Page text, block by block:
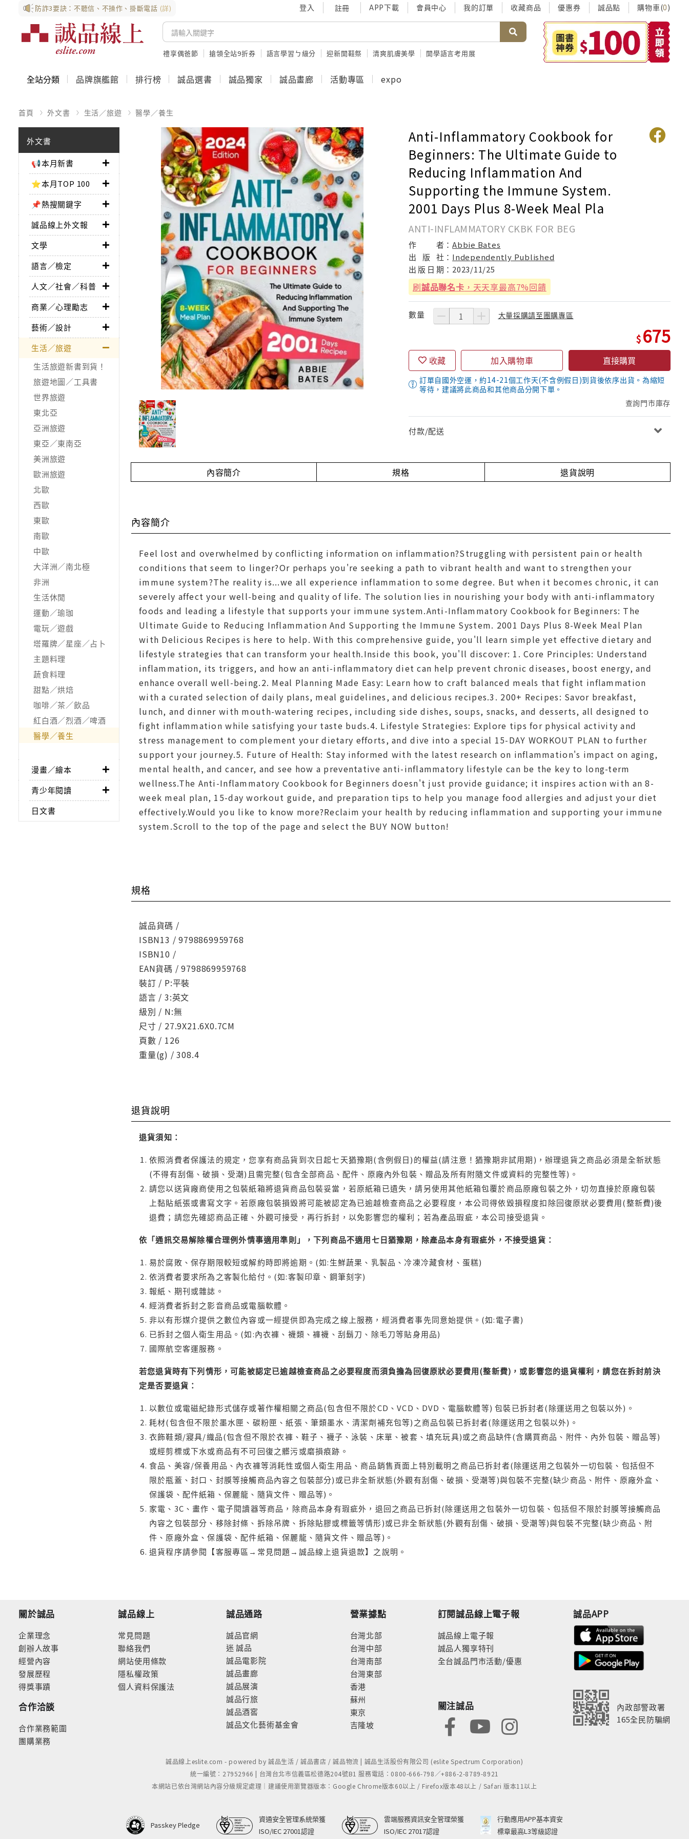
防詐3要訣：不聽信、不操作、掛斷電話 (詳) 登入 註冊 APP下載 會員中心 我的訂單 收藏商品 優惠券 誠品點 購物車(0)
禮享偶爸節 搶領全站9折券 語言學習ㄅ級分 迎新開鞋祭 清爽肌膚美學 開學語言考用展
全站分類 品牌旗艦館 排行榜 誠品選書 誠品獨家 誠品畫廊 活動專區 expo
首頁 外文書 生活／旅遊 醫學／養生
外文書
📢本月新書
⭐本月TOP 100
📌熱搜關鍵字
誠品線上外文報
文學
語言／檢定
人文／社會／科普
商業／心理勵志
藝術／設計
生活／旅遊
生活旅遊新書到貨！
旅遊地圖／工具書
世界旅遊
東北亞
亞洲旅遊
東亞／東南亞
美洲旅遊
歐洲旅遊
北歐
西歐
東歐
南歐
中歐
大洋洲／南北極
非洲
生活休閒
運動／瑜珈
電玩／遊戲
塔羅牌／星座／占卜
主題料理
蔬食料理
甜點／烘焙
咖啡／茶／飲品
紅白酒／烈酒／啤酒
醫學／養生
漫畫／繪本
青少年閱讀
日文書
Anti-Inflammatory Cookbook for
Beginners: The Ultimate Guide to
Reducing Inflammation And
Supporting the Immune System.
2001 Days Plus 8-Week Meal Pla
ANTI-INFLAMMATORY CKBK FOR BEG
作 者：Abbie Bates
出
版 社： Independently Published
出 版 日 期： 2023/11/25
刷誠品聯名卡 ，天天享最高7%回饋
數量 大量採購請至團購專區
675
收藏 加入購物車 直接購買
訂單自國外空運，約14-21個工作天(不含例假日)到貨後依序出貨。為縮短
等待，建議將此商品和其他商品分開下單。
查詢門市庫存
付款/配送
內容簡介 規格 退貨說明
內容簡介
Feel lost and overwhelmed by conflicting information on inflammation?Struggling with persistent pain or health
conditions that seem to linger?Or perhaps you're seeking a path to vibrant health and want to strengthen your
immune system?The reality is...we all experience inflammation to some degree. But when it becomes chronic, it can
severely affect your well-being and quality of life. The solution lies in nourishing your body with anti-inflammatory
foods and leading a lifestyle that supports your immune system.Anti-Inflammatory Cookbook for Beginners: The
Ultimate Guide to Reducing Inflammation And Supporting the Immune System. 2001 Days Plus 8-Week Meal Plan
with Delicious Recipes is here to help. With this comprehensive guide, you'll learn simple yet effective dietary and
lifestyle strategies that can transform your health.Inside this book, you'll discover: 1. Core Principles: Understand
inflammation, its triggers, and how an anti-inflammatory diet can help prevent chronic diseases, boost energy, and
enhance overall well-being.2. Meal Planning Made Easy: Learn how to craft balanced meals that fight inflammation
with a curated selection of daily plans, meal guidelines, and delicious recipes.3. 200+ Recipes: Savor breakfast,
lunch, and dinner with mouth-watering recipes, including side dishes, soups, snacks, and desserts, all designed to
fight inflammation while satisfying your taste buds.4. Lifestyle Strategies: Explore tips for physical activity and
stress management to complement your dietary efforts, and dive into a special 15-DAY WORKOUT PLAN to further
support your journey.5. Future of Health: Stay informed with the latest research on inflammation's impact on aging,
mental health, and cancer, and see how a preventative anti-inflammatory lifestyle can be the key to long-term
wellness.The Anti-Inflammatory Cookbook for Beginners doesn't just provide guidance; it inspires action with an 8-
week meal plan, 15-day workout guide, and preparation tips to help you manage food allergies and adjust your diet
effectively.Would you like to know more?Reclaim your health by reducing inflammation and supporting your immune
system.Scroll to the top of the page and select the BUY NOW button!
規格
誠品貨碼 /
ISBN13 / 9798869959768
ISBN10 /
EAN貨碼 / 9798869959768
裝訂 / P:平裝
語言 / 3:英文
級別 / N:無
尺寸 / 27.9X21.6X0.7CM
頁數 / 126
重量(g) / 308.4
退貨說明
退貨須知：
依照消費者保護法的規定，您享有商品貨到次日起七天猶豫期(含例假日)的權益(請注意！猶豫期非試用期)，辦理退貨之商品必須是全新狀態
(不得有刮傷、破損、受潮)且需完整(包含全部商品、配件、原廠內外包裝、贈品及所有附隨文件或資料的完整性等)。
請您以送貨廠商使用之包裝紙箱將退貨商品包裝妥當，若原紙箱已遺失，請另使用其他紙箱包覆於商品原廠包裝之外，切勿直接於原廠包裝
上黏貼紙張或書寫文字。若原廠包裝損毀將可能被認定為已逾越檢查商品之必要程度，本公司得依毀損程度扣除回復原狀必要費用(整新費)後
退費；請您先確認商品正確、外觀可接受，再行拆封，以免影響您的權利；若為產品瑕疵，本公司接受退貨。
依「通訊交易解除權合理例外情事適用準則」，下列商品不適用七日猶豫期，除產品本身有瑕疵外，不接受退貨：
易於腐敗、保存期限較短或解約時即將逾期。(如:生鮮蔬果、乳製品、冷凍冷藏食材、蛋糕)
依消費者要求所為之客製化給付。(如:客製印章、鋼筆刻字)
報紙、期刊或雜誌。
經消費者拆封之影音商品或電腦軟體。
非以有形媒介提供之數位內容或一經提供即為完成之線上服務，經消費者事先同意始提供。(如:電子書)
已拆封之個人衛生用品。(如:內衣褲、襪類、褲襪、刮鬍刀、除毛刀等貼身用品)
國際航空客運服務。
若您退貨時有下列情形，可能被認定已逾越檢查商品之必要程度而須負擔為回復原狀必要費用(整新費)，或影響您的退貨權利，請您在拆封前決
定是否要退貨：
以數位或電磁紀錄形式儲存或著作權相關之商品(包含但不限於CD、VCD、DVD、電腦軟體等) 包裝已拆封者(除運送用之包裝以外)。
耗材(包含但不限於墨水匣、碳粉匣、紙張、筆類墨水、清潔劑補充包等)之商品包裝已拆封者(除運送用之包裝以外)。
衣飾鞋類/寢具/織品(包含但不限於衣褲、鞋子、襪子、泳裝、床單、被套、填充玩具)或之商品缺件(含購買商品、附件、內外包裝、贈品等)
或經剪標或下水或商品有不可回復之髒污或磨損痕跡。
食品、美容/保養用品、內衣褲等消耗性或個人衛生用品、商品銷售頁面上特別載明之商品已拆封者(除運送用之包裝外一切包裝、包括但不
限於瓶蓋、封口、封膜等接觸商品內容之包裝部分)或已非全新狀態(外觀有刮傷、破損、受潮等)與包裝不完整(缺少商品、附件、原廠外盒、
保護袋、配件紙箱、保麗龍、隨貨文件、贈品等)。
家電、3C、畫作、電子閱讀器等商品，除商品本身有瑕疵外，退回之商品已拆封(除運送用之包裝外一切包裝、包括但不限於封膜等接觸商品
內容之包裝部分、移除封條、拆除吊牌、拆除貼膠或標籤等情形)或已非全新狀態(外觀有刮傷、破損、受潮等)與包裝不完整(缺少商品、附
件、原廠外盒、保護袋、配件紙箱、保麗龍、隨貨文件、贈品等)。
退貨程序請參閱【客服專區→常見問題→誠品線上退貨退款】之說明。
關於誠品
企業理念
創辦人故事
經營內容
發展歷程
得獎事蹟
合作洽談
合作業務範圍
團購業務
誠品線上
常見問題
聯絡我們
網站使用條款
隱私權政策
個人資料保護法
誠品通路
誠品官網
迷 誠品
誠品電影院
誠品畫廊
誠品展演
誠品行旅
誠品酒窖
誠品文化藝術基金會
營業據點
台灣北部
台灣中部
台灣南部
台灣東部
香港
蘇州
東京
吉隆坡
訂閱誠品線上電子報
誠品線上電子報
誠品人獨享特刊
全台誠品門市活動/優惠
關注誠品
誠品APP
內政部警政署
165全民防騙網
誠品線上eslite.com - powered by 誠品生活 / 誠品書店 / 誠品物流 | 誠品生活股份有限公司 (eslite Spectrum Corporation)
統一編號：27952966 | 台灣台北市信義區松德路204號B1 服務電話：0800-666-798／+886-2-8789-8921
本網站已依台灣網站內容分級規定處理｜建議使用瀏覽器版本：Google Chrome版本60以上 / Firefox版本48以上 / Safari 版本11以上
Passkey Pledge
資通安全管理系統榮獲
ISO/IEC 27001認證
雲端服務資訊安全管理榮獲
ISO/IEC 27017認證
行動應用APP基本資安
標章最高L3等級認證